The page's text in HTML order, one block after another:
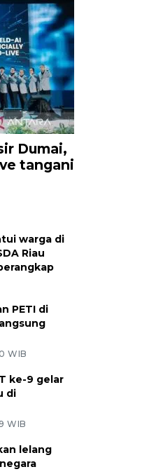
Dumai,
tangani
warga di
Riau
PETI di
WIB
ke-9 gelar
di
WIB
lelang